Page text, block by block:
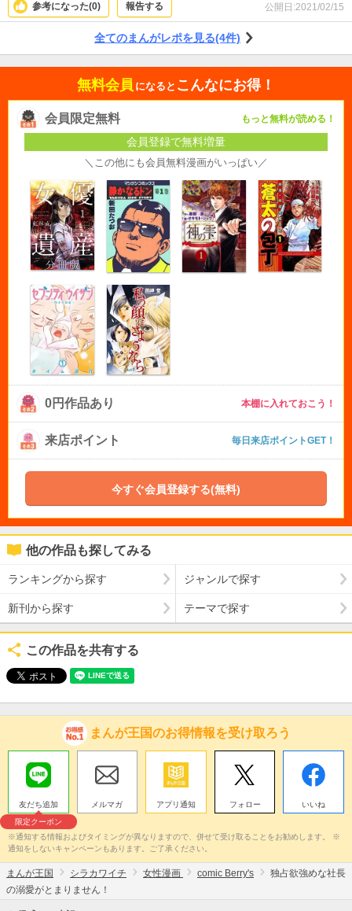
参考になった(0) 報告する 公開日:2021/02/15
全てのまんがレポを見る(4件)
無料会員 になると こんなにお得！
会員限定無料 もっと無料が読める！
会員登録で無料増量
＼この他にも会員無料漫画がいっぱい／
0円作品あり 本棚に入れておこう！
来店ポイント 毎日来店ポイントGET！
今すぐ会員登録する(無料)
他の作品も探してみる
ランキングから探す ジャンルで探す
新刊から探す テーマで探す
この作品を共有する
まんが王国のお得情報を受け取ろう
友だち追加
限定クーポン
メルマガ アプリ通知 フォロー いいね
※通知する情報およびタイミングが異なりますので、併せて受け取ることをお勧めします。 ※
通知をしないキャンペーンもあります。ご了承ください。
まんが王国 シラカワイチ 女性漫画 comic Berry's
独占欲強めな社長
の溺愛がとまりません！